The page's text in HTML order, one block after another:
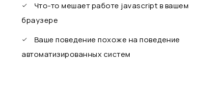
Что-то мешает работе javascript в вашем
браузере
Ваше поведение похоже на поведение
автоматизированных систем